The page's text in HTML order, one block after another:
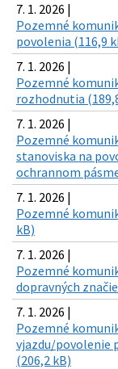
7. 1. 2026 |
Pozemné
povolenia (116,9
7. 1. 2026 |
Pozemné
rozhodnutia
7. 1. 2026 |
Pozemné
stanoviska na
ochrannom
7. 1. 2026 |
Pozemné
kB)
7. 1. 2026 |
Pozemné
dopravných
7. 1. 2026 |
Pozemné
vjazdu/povolenie
(206,2 kB)